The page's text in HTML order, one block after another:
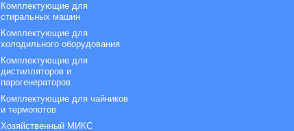
Комплектующие для
стиральных машин
Комплектующие для
холодильного оборудования
Комплектующие для
дистилляторов и
парогенераторов
Комплектующие для чайников
и термопотов
Хозяйственный МИКС